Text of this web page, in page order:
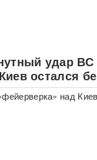
удар
остался
над